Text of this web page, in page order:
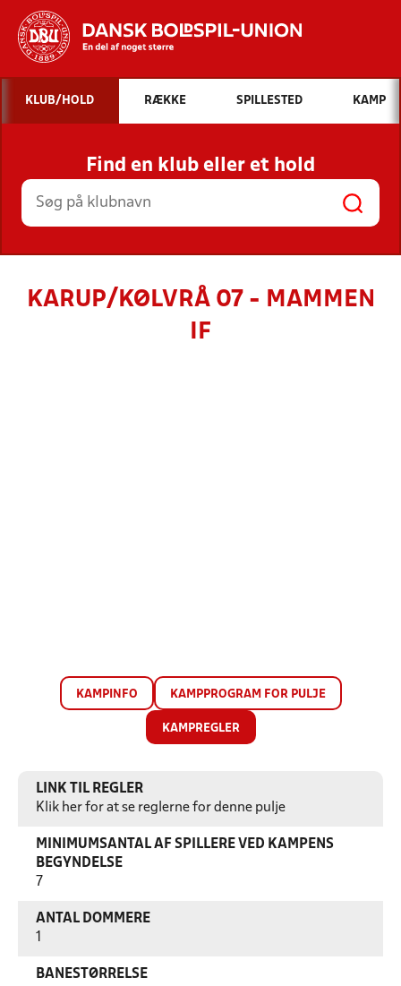
Hvad vil du søge efter?
INDHOLD OG NYHEDER
STILLINGER, RESULTATER, KLUBBER OG
HOLD
KLUB/HOLD RÆKKE SPILLESTED KAMP
Find en klub eller et hold
KARUP/KØLVRÅ 07 - MAMMEN
IF
KAMPINFO KAMPPROGRAM FOR PULJE
KAMPREGLER
LINK TIL REGLER
Klik her for at se reglerne for denne pulje
MINIMUMSANTAL AF SPILLERE VED KAMPENS
BEGYNDELSE
7
ANTAL DOMMERE
BANESTØRRELSE